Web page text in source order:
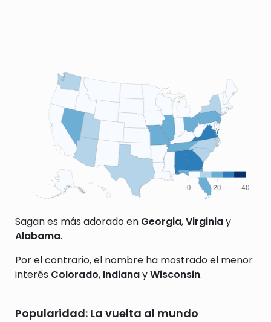
Sagan es más adorado en Georgia,Virginiay
Alabama.
Por el contrario, el nombre ha mostrado el menor
interés Colorado, IndianayWisconsin.
Popularidad: La vuelta al mundo